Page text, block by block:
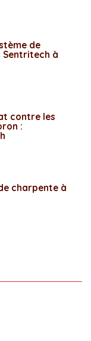
de
à
contre les
:
charpente à